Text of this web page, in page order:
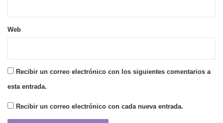
Web
Recibir un correo electrónico con los siguientes comentarios a
esta entrada.
Recibir un correo electrónico con cada nueva entrada.